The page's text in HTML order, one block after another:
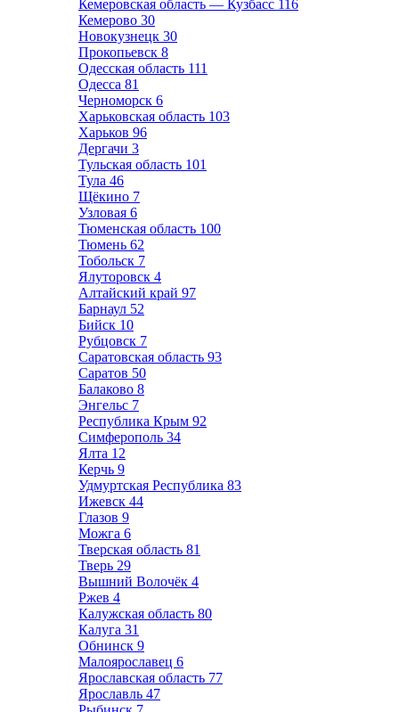
Кемеровская область — Кузбасс 116
Кемерово 30
Новокузнецк 30
Прокопьевск 8
Одесская область 111
Одесса 81
Черноморск 6
Харьковская область 103
Харьков 96
Дергачи 3
Тульская область 101
Тула 46
Щёкино 7
Узловая 6
Тюменская область 100
Тюмень 62
Тобольск 7
Ялуторовск 4
Алтайский край 97
Барнаул 52
Бийск 10
Рубцовск 7
Саратовская область 93
Саратов 50
Балаково 8
Энгельс 7
Республика Крым 92
Симферополь 34
Ялта 12
Керчь 9
Удмуртская Республика 83
Ижевск 44
Глазов 9
Можга 6
Тверская область 81
Тверь 29
Вышний Волочёк 4
Ржев 4
Калужская область 80
Калуга 31
Обнинск 9
Малоярославец 6
Ярославская область 77
Ярославль 47